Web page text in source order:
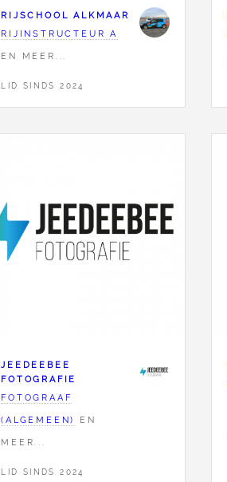
RIJSCHOOL ALKMAAR
RIJINSTRUCTEUR A
EN MEER...
LID SINDS 2024
JEEDEEBEE
FOTOGRAFIE
FOTOGRAAF
(ALGEMEEN)
EN
MEER...
LID SINDS 2024